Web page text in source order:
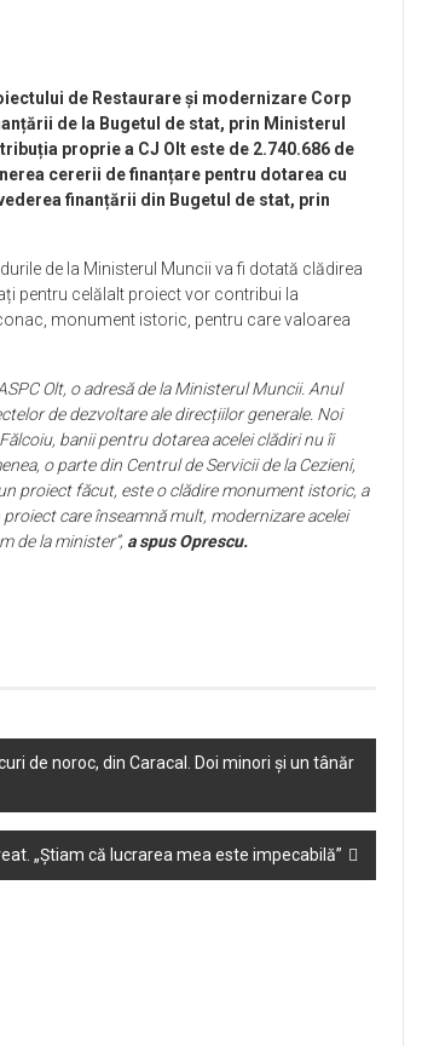
de Restaurare și modernizare Corp
de la Bugetul de stat, prin Ministerul
proprie a CJ Olt este de 2.740.686 de
cererii de finanțare pentru dotarea cu
finanțării din Bugetul de stat, prin
de la Ministerul Muncii va fi dotată clădirea
pentru celălalt proiect vor contribui la
monument istoric, pentru care valoarea
Olt, o adresă de la Ministerul Muncii. Anul
de dezvoltare ale direcțiilor generale. Noi
banii pentru dotarea acelei clădiri nu îi
o parte din Centrul de Servicii de la Cezieni,
proiect făcut, este o clădire monument istoric, a
care înseamnă mult, modernizare acelei
de la minister”, a spus Oprescu.
de noroc, din Caracal. Doi minori și un tânăr
„Știam că lucrarea mea este impecabilă”